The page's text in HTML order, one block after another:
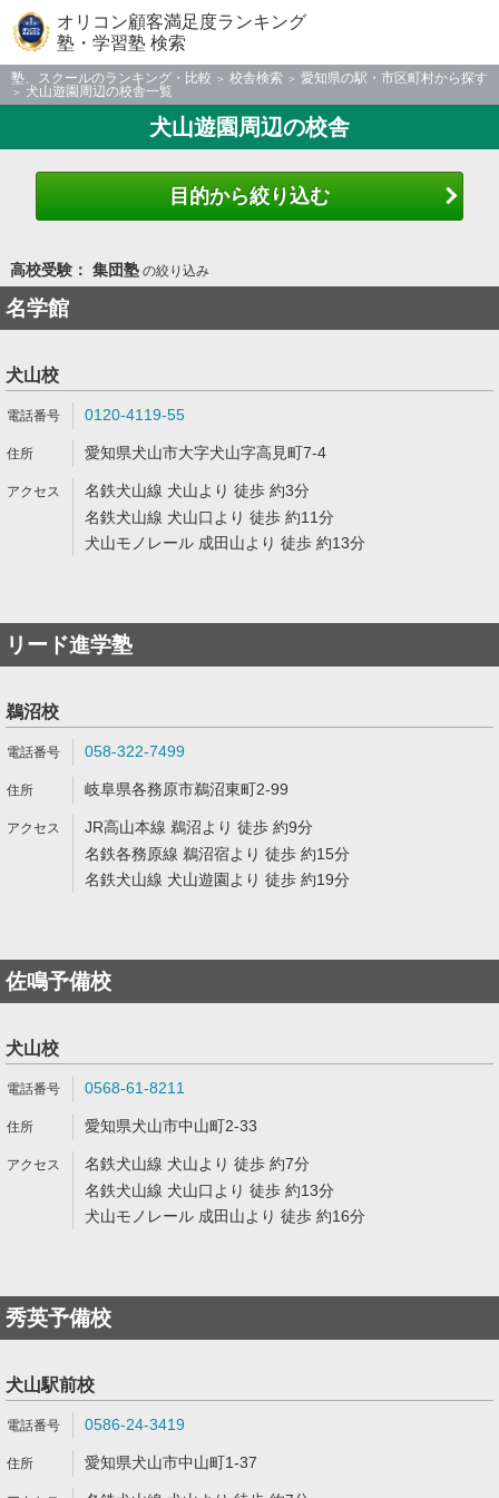
オリコン顧客満足度ランキング
塾・学習塾 検索
塾、スクールのランキング・比較 校舎検索
愛知県の駅・市区町村から探す
犬山遊園周辺の校舎一覧
犬山遊園周辺の校舎
目的から絞り込む
高校受験： 集団塾の絞り込み
名学館
犬山校
0120-4119-55
愛知県犬山市大字犬山字高見町7-4
名鉄犬山線 犬山より 徒歩 約3分
名鉄犬山線 犬山口より 徒歩 約11分
犬山モノレール 成田山より 徒歩 約13分
リード進学塾
鵜沼校
058-322-7499
岐阜県各務原市鵜沼東町2-99
JR高山本線 鵜沼より 徒歩 約9分
名鉄各務原線 鵜沼宿より 徒歩 約15分
名鉄犬山線 犬山遊園より 徒歩 約19分
佐鳴予備校
犬山校
0568-61-8211
愛知県犬山市中山町2-33
名鉄犬山線 犬山より 徒歩 約7分
名鉄犬山線 犬山口より 徒歩 約13分
犬山モノレール 成田山より 徒歩 約16分
秀英予備校
犬山駅前校
0586-24-3419
愛知県犬山市中山町1-37